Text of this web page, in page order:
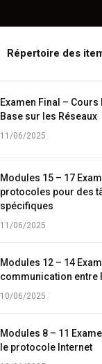
Répertoire des
Examen Final –
Base sur les Réseaux
11/06/2025
Modules 15 – 17
protocoles pour des
spécifiques
11/06/2025
Modules 12 – 14
communication entre
10/06/2025
Modules 8 – 11
le protocole Internet